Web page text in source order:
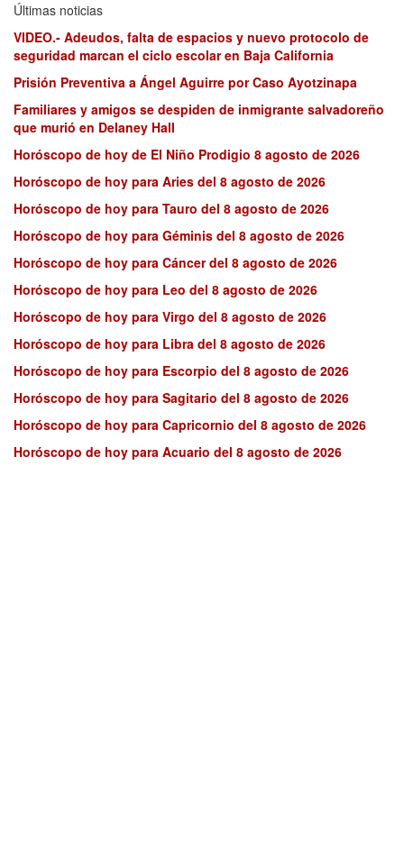
Últimas noticias
VIDEO.- Adeudos, falta de espacios y nuevo protocolo de
seguridad marcan el ciclo escolar en Baja California
Prisión Preventiva a Ángel Aguirre por Caso Ayotzinapa
Familiares y amigos se despiden de inmigrante salvadoreño
que murió en Delaney Hall
Horóscopo de hoy de El Niño Prodigio 8 agosto de 2026
Horóscopo de hoy para Aries del 8 agosto de 2026
Horóscopo de hoy para Tauro del 8 agosto de 2026
Horóscopo de hoy para Géminis del 8 agosto de 2026
Horóscopo de hoy para Cáncer del 8 agosto de 2026
Horóscopo de hoy para Leo del 8 agosto de 2026
Horóscopo de hoy para Virgo del 8 agosto de 2026
Horóscopo de hoy para Libra del 8 agosto de 2026
Horóscopo de hoy para Escorpio del 8 agosto de 2026
Horóscopo de hoy para Sagitario del 8 agosto de 2026
Horóscopo de hoy para Capricornio del 8 agosto de 2026
Horóscopo de hoy para Acuario del 8 agosto de 2026